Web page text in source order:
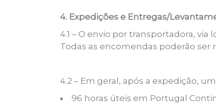
4. Expedições e Entregas/
4.1 – O envio por transportadora,
Todas as encomendas poderão ser
4.2 – Em geral, após a expedição,
96 horas úteis em Portugal